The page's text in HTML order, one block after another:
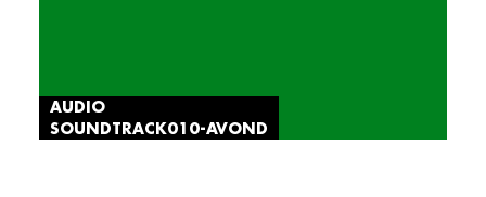
AUDIO
SOUNDTRACK010-AVOND